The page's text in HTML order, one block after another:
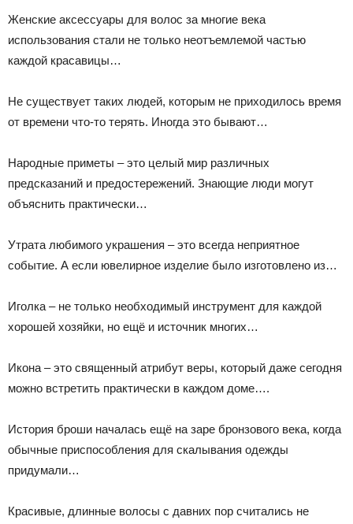
Женские аксессуары для волос за многие века
использования стали не только неотъемлемой частью
каждой красавицы…
Не существует таких людей, которым не приходилось время
от времени что-то терять. Иногда это бывают…
Народные приметы – это целый мир различных
предсказаний и предостережений. Знающие люди могут
объяснить практически…
Утрата любимого украшения – это всегда неприятное
событие. А если ювелирное изделие было изготовлено из…
Иголка – не только необходимый инструмент для каждой
хорошей хозяйки, но ещё и источник многих…
Икона – это священный атрибут веры, который даже сегодня
можно встретить практически в каждом доме….
История броши началась ещё на заре бронзового века, когда
обычные приспособления для скалывания одежды
придумали…
Красивые, длинные волосы с давних пор считались не